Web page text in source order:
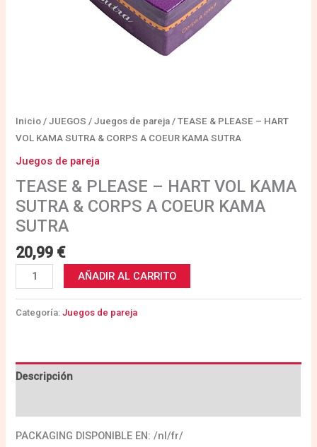
Inicio /JUEGOS /Juegos de pareja / TEASE & PLEASE – HART
VOL KAMA SUTRA & CORPS A COEUR KAMA SUTRA
Juegos de pareja
TEASE & PLEASE – HART VOL KAMA
SUTRA & CORPS A COEUR KAMA
SUTRA
20,99 €
AÑADIR AL CARRITO
Categoría:Juegos de pareja
Descripción
PACKAGING DISPONIBLE EN: /nl/fr/